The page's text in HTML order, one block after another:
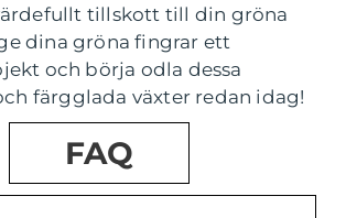
tillskott till din gröna
dina gröna fingrar ett
och börja odla dessa
färgglada växter redan idag!
FAQ